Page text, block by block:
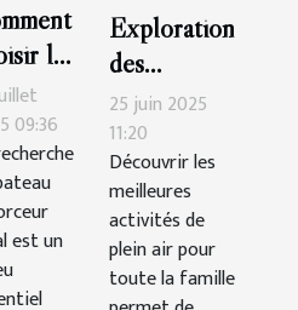
le
vos
09:36
est un
Exploration
des
meilleures
activités de
plein air
pour toute
la famille
25 juin 2025
11:20
Découvrir les
meilleures
activités de
plein air pour
toute la famille